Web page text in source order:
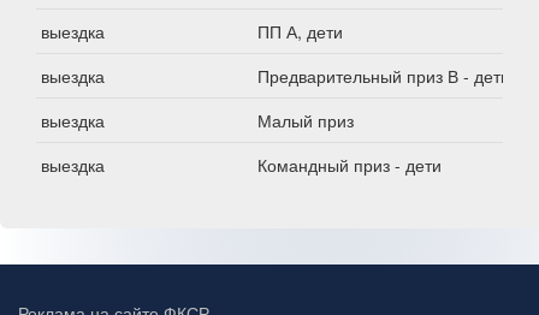
выездка
ПП А, дети
выездка
Предварительный приз В - дети
выездка
Малый приз
выездка
Командный приз - дети